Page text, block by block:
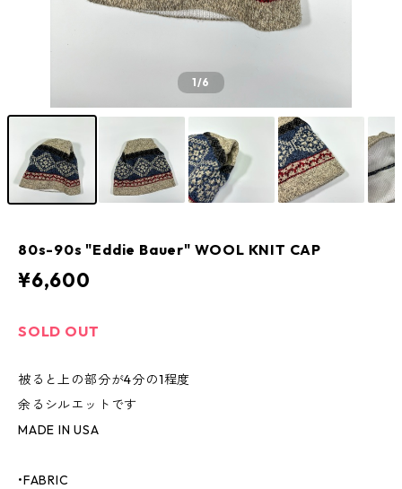
1/6
80s-90s "Eddie Bauer" WOOL KNIT CAP
¥6,600
SOLD OUT
被ると上の部分が4分の1程度
余るシルエットです
MADE IN USA
•FABRIC